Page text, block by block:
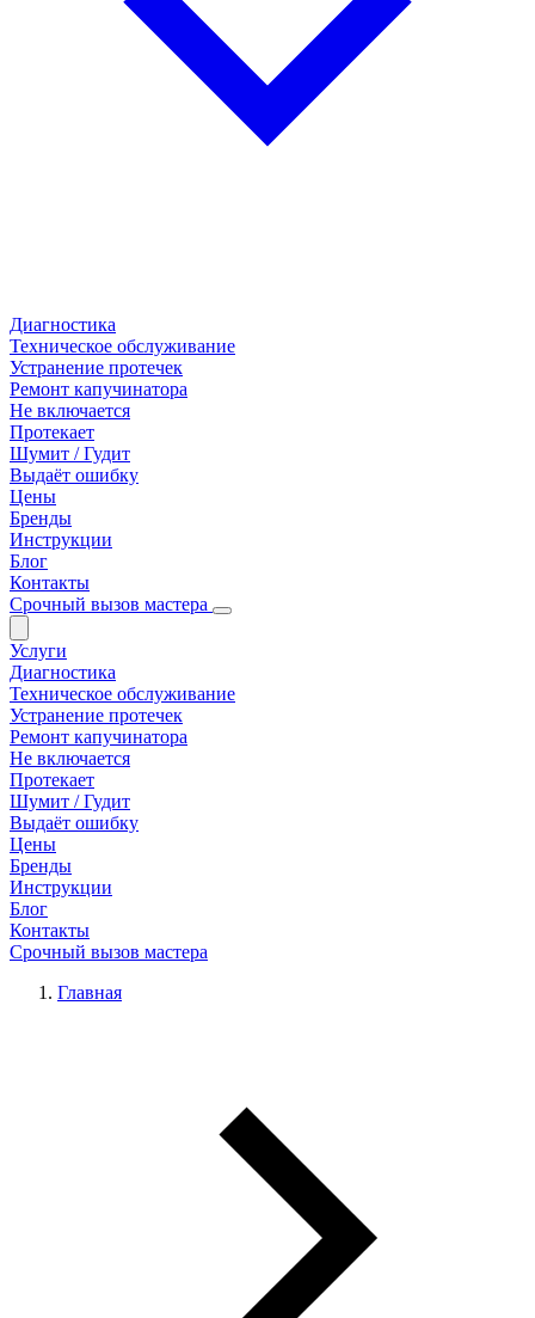
Диагностика
Техническое обслуживание
Устранение протечек
Ремонт капучинатора
Не включается
Протекает
Шумит / Гудит
Выдаёт ошибку
Цены
Бренды
Инструкции
Блог
Контакты
Срочный вызов мастера
Услуги
Диагностика
Техническое обслуживание
Устранение протечек
Ремонт капучинатора
Не включается
Протекает
Шумит / Гудит
Выдаёт ошибку
Цены
Бренды
Инструкции
Блог
Контакты
Срочный вызов мастера
Главная